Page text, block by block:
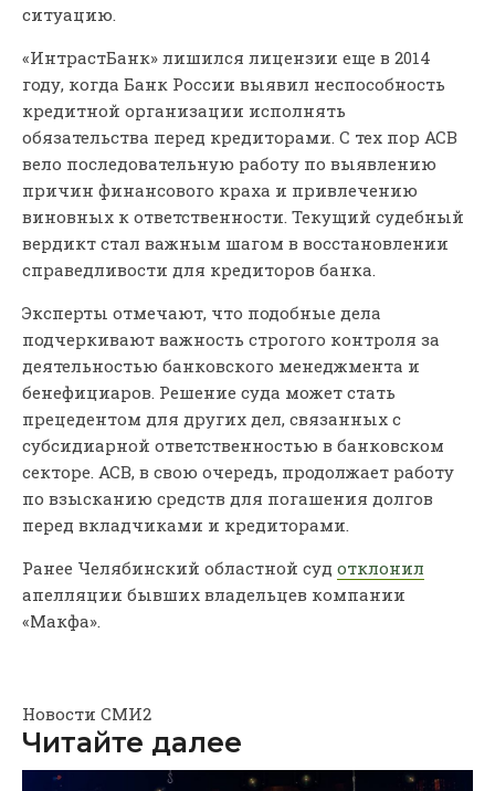
ситуацию.
«ИнтрастБанк» лишился лицензии еще в 2014
году, когда Банк России выявил неспособность
кредитной организации исполнять
обязательства перед кредиторами. С тех пор АСВ
вело последовательную работу по выявлению
причин финансового краха и привлечению
виновных к ответственности. Текущий судебный
вердикт стал важным шагом в восстановлении
справедливости для кредиторов банка.
Эксперты отмечают, что подобные дела
подчеркивают важность строгого контроля за
деятельностью банковского менеджмента и
бенефициаров. Решение суда может стать
прецедентом для других дел, связанных с
субсидиарной ответственностью в банковском
секторе. АСВ, в свою очередь, продолжает работу
по взысканию средств для погашения долгов
перед вкладчиками и кредиторами.
Ранее Челябинский областной суд отклонил
апелляции бывших владельцев компании
«Макфа».
Новости СМИ2
Читайте далее